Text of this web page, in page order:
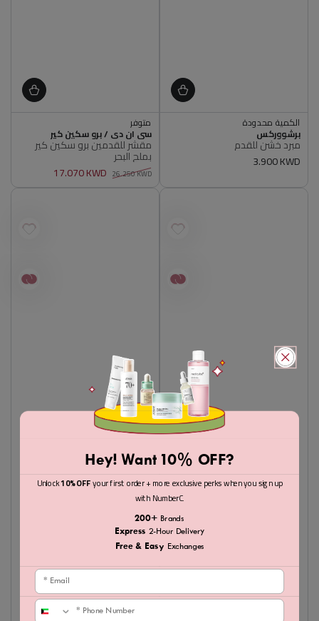
الكمية محدودة
أصلي 100%
الكمية محدودة
أصلي 100%
البائع
برشووركس
مبرد خشن للقدم
سعر
3.900 KWD
متوفر
أصلي 100%
متوفر
أصلي 100%
البائع
سي ان دي / برو سكين كير
مقشر للقدمين برو سكين كير
بملح البحر
26.250 KWD
17.070 KWD
Hey! Want 10% OFF?
Unlock10% OFFyour first order + more exclusive perks when you sign up
with NumberC.
200+ Brands
Express 2-Hour Delivery
Free & Easy Exchanges
Email
Phone